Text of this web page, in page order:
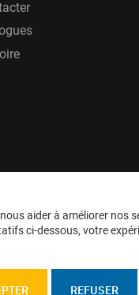
aider à améliorer nos
ci-dessous, votre
REFUSER